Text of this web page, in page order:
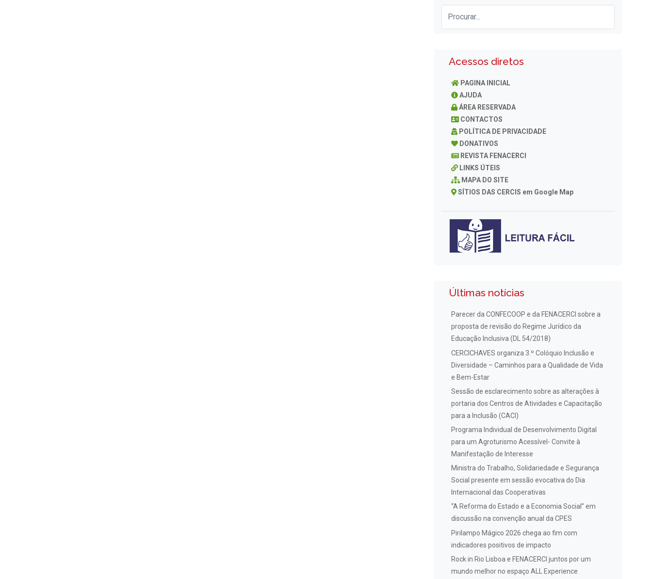
Acessos diretos
PAGINA INICIAL
AJUDA
ÁREA RESERVADA
CONTACTOS
POLÍTICA DE PRIVACIDADE
DONATIVOS
REVISTA FENACERCI
LINKS ÚTEIS
MAPA DO SITE
SÍTIOS DAS CERCIS em Google Map
Últimas notícias
Parecer da CONFECOOP e da FENACERCI sobre a
proposta de revisão do Regime Jurídico da
Educação Inclusiva (DL 54/2018)
CERCICHAVES organiza 3.º Colóquio Inclusão e
Diversidade – Caminhos para a Qualidade de Vida
e Bem-Estar
Sessão de esclarecimento sobre as alterações à
portaria dos Centros de Atividades e Capacitação
para a Inclusão (CACI)
Programa Individual de Desenvolvimento Digital
para um Agroturismo Acessível- Convite à
Manifestação de Interesse
Ministra do Trabalho, Solidariedade e Segurança
Social presente em sessão evocativa do Dia
Internacional das Cooperativas
“A Reforma do Estado e a Economia Social” em
discussão na convenção anual da CPES
Pirilampo Mágico 2026 chega ao fim com
indicadores positivos de impacto
Rock in Rio Lisboa e FENACERCI juntos por um
mundo melhor no espaço ALL Experience